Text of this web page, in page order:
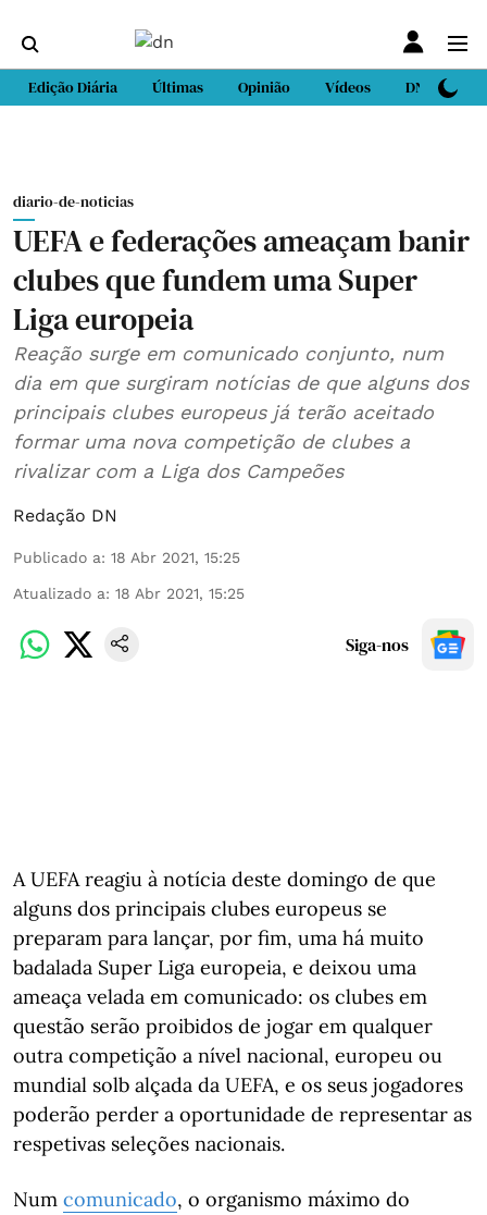
Edição Diária Últimas Opinião Vídeos DN Sport
diario-de-noticias
UEFA e federações ameaçam banir
clubes que fundem uma Super
Liga europeia
Reação surge em comunicado conjunto, num
dia em que surgiram notícias de que alguns dos
principais clubes europeus já terão aceitado
formar uma nova competição de clubes a
rivalizar com a Liga dos Campeões
Redação DN
Publicado a: 18 Abr 2021, 15:25
Atualizado a: 18 Abr 2021, 15:25
Siga-nos
A UEFA reagiu à notícia deste domingo de que
alguns dos principais clubes europeus se
preparam para lançar, por fim, uma há muito
badalada Super Liga europeia, e deixou uma
ameaça velada em comunicado: os clubes em
questão serão proibidos de jogar em qualquer
outra competição a nível nacional, europeu ou
mundial solb alçada da UEFA, e os seus jogadores
poderão perder a oportunidade de representar as
respetivas seleções nacionais.
Num comunicado, o organismo máximo do